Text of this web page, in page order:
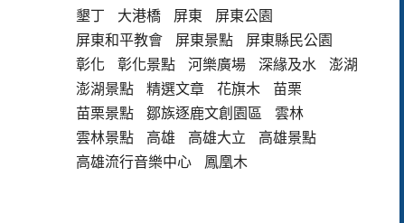
墾丁
大港橋 屏東
屏東公園
屏東和平教會
屏東景點
屏東縣民公園
彰化
彰化景點 河樂廣場 深緣及水
澎湖
澎湖景點
精選文章 花旗木
苗栗
苗栗景點
鄒族逐鹿文創園區
雲林
雲林景點
高雄 高雄大立
高雄景點
高雄流行音樂中心
鳳凰木